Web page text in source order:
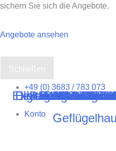
sichern Sie sich die Angebote.
Angebote ansehen
Schließen
Inhalt
springen
+49 (0) 3683 / 783 073
Konto
HS – Alu –
mHS – Alu –
gHS – Alu –
Verlängerung
Digitale
Elektronischer
Elektronischer
Backs
Backs
Backs Glut-
Backs